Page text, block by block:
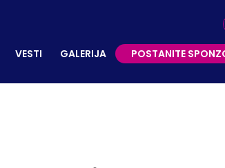
VESTI GALERIJA POSTANITE